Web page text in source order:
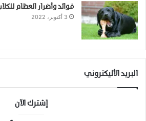
فوائد وأضرار العظام
3 أكتوبر، 2022
البريد الأليكتروني
إشترك الآن